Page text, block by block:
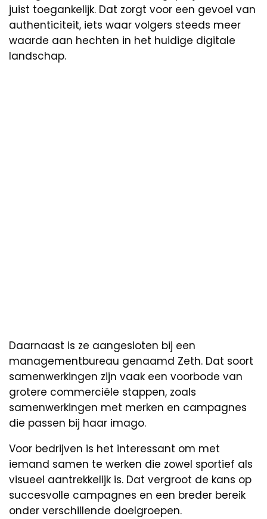
juist toegankelijk. Dat zorgt voor een gevoel van
authenticiteit, iets waar volgers steeds meer
waarde aan hechten in het huidige digitale
landschap.
Daarnaast is ze aangesloten bij een
managementbureau genaamd Zeth. Dat soort
samenwerkingen zijn vaak een voorbode van
grotere commerciële stappen, zoals
samenwerkingen met merken en campagnes
die passen bij haar imago.
Voor bedrijven is het interessant om met
iemand samen te werken die zowel sportief als
visueel aantrekkelijk is. Dat vergroot de kans op
succesvolle campagnes en een breder bereik
onder verschillende doelgroepen.